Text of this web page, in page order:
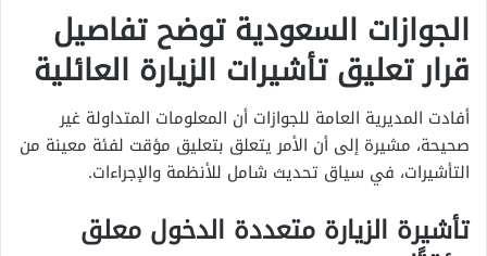
الجوازات السعودية توضح تفاصيل
قرار تعليق تأشيرات الزيارة العائلية
أفادت المديرية العامة للجوازات أن المعلومات المتداولة غير
صحيحة، مشيرة إلى أن الأمر يتعلق بتعليق مؤقت لفئة معينة من
التأشيرات، في سياق تحديث شامل للأنظمة والإجراءات.
تأشيرة الزيارة متعددة الدخول معلق